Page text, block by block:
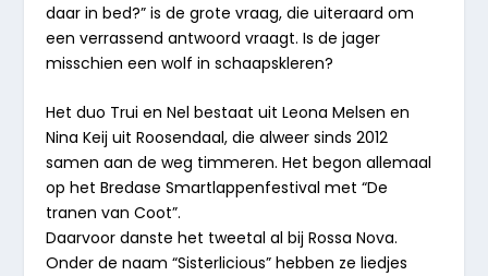
daar in bed?” is de grote vraag, die uiteraard om
een verrassend antwoord vraagt. Is de jager
misschien een wolf in schaapskleren?
Het duo Trui en Nel bestaat uit Leona Melsen en
Nina Keij uit Roosendaal, die alweer sinds 2012
samen aan de weg timmeren. Het begon allemaal
op het Bredase Smartlappenfestival met “De
tranen van Coot”.
Daarvoor danste het tweetal al bij Rossa Nova.
Onder de naam “Sisterlicious” hebben ze liedjes